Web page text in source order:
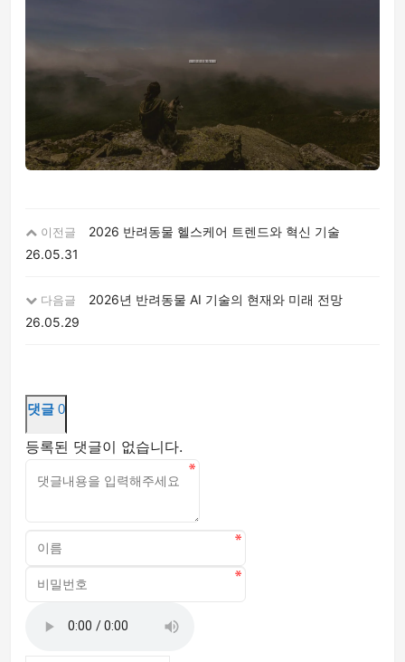
이전글
2026 반려동물 헬스케어 트렌드와 혁신 기술
26.05.31
다음글
2026년 반려동물 AI 기술의 현재와 미래 전망
26.05.29
댓글 0
등록된 댓글이 없습니다.